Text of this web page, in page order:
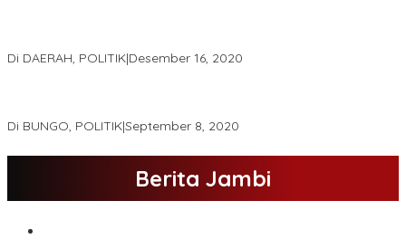
Di DAERAH, POLITIK|Desember 16, 2020
Di BUNGO, POLITIK|September 8, 2020
Berita Jambi